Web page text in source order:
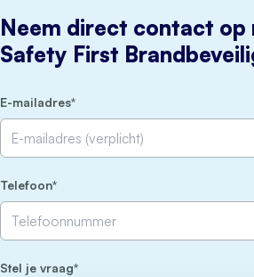
Neem direct contact op
Safety First
E-mailadres
Telefoon
Stel je vraag